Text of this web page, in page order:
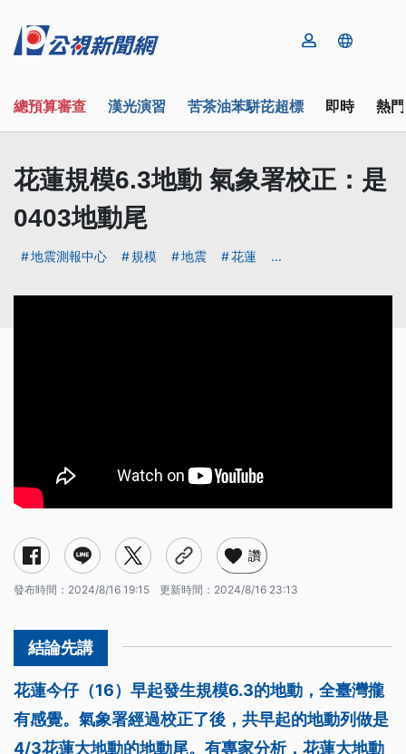
總預算審查 漢光演習 苦茶油苯駢芘超標 即時 熱
花蓮規模6.3地動 氣象署校正：是
0403地動尾
地震測報中心 規模 地震 花蓮 ...
讚
發布時間： 2024/8/16 19:15 更新時間： 2024/8/16 23:13
花蓮今仔（16）早起發生規模6.3的地動，全臺灣攏
有感覺。氣象署經過校正了後，共早起的地動列做是
4/3花蓮大地動的地動尾。有專家分析，花蓮大地動